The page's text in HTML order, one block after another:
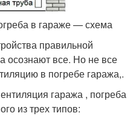
в гараже — схема
правильной
осознают все. Но не все
в погребе гаража,.
гаража , погреба
из трех типов: